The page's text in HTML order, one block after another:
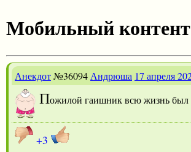
Мобильный контент
Анекдот№36094 Андрюша 17 апреля
Пожилой гаишник всю жизнь был
+3